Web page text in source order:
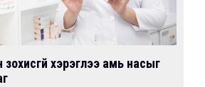
хэрэглээ амь насыг